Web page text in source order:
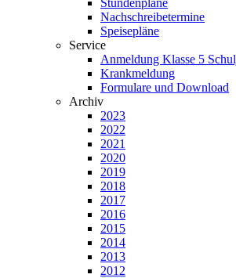
Stundenpläne
Nachschreibetermine
Speisepläne
Service
Anmeldung Klasse 5
Krankmeldung
Formulare und Download
Archiv
2023
2022
2021
2020
2019
2018
2017
2016
2015
2014
2013
2012